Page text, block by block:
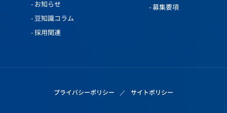
お知らせ
豆知識コラム
採用関連
募集要項
プライバシーポリシー サイトポリシー